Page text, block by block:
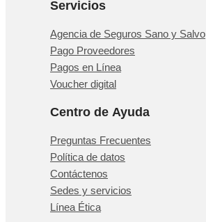
Servicios
Agencia de Seguros Sano y Salvo
Pago Proveedores
Pagos en Línea
Voucher digital
Centro de Ayuda
Preguntas Frecuentes
Política de datos
Contáctenos
Sedes y servicios
Línea Ética